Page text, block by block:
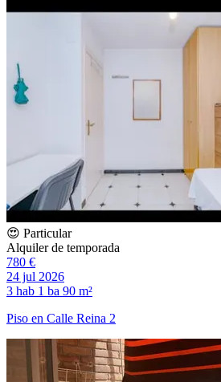
😍 Particular
Alquiler de temporada
780 €
24 jul 2026
3 hab 1 ba 90 m²
Piso en Calle Reina 2